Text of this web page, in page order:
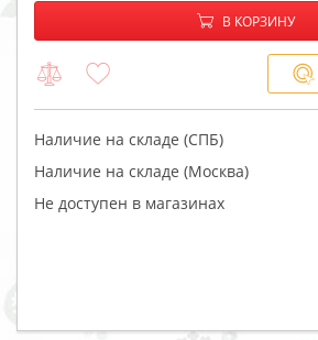
−
В КОРЗИНУ
Наличие на складе (СПБ)
Наличие на складе (Москва)
Не доступен в магазинах